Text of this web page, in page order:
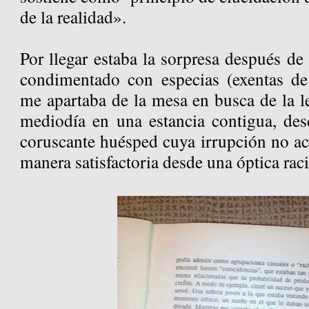
de la realidad».
Por llegar estaba la sorpresa después
condimentado con especias (exentas
me apartaba de la mesa en busca de la
mediodía en una estancia contigua,
coruscante huésped cuya irrupción no
manera satisfactoria desde una óptica